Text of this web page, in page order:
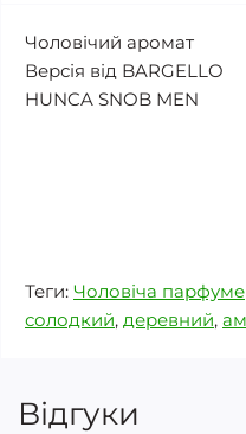
Чоловічий аромат
Версія від BARGELLO
HUNCA SNOB MEN
Теги: Чоловіча
солодкий, деревний,
Відгуки